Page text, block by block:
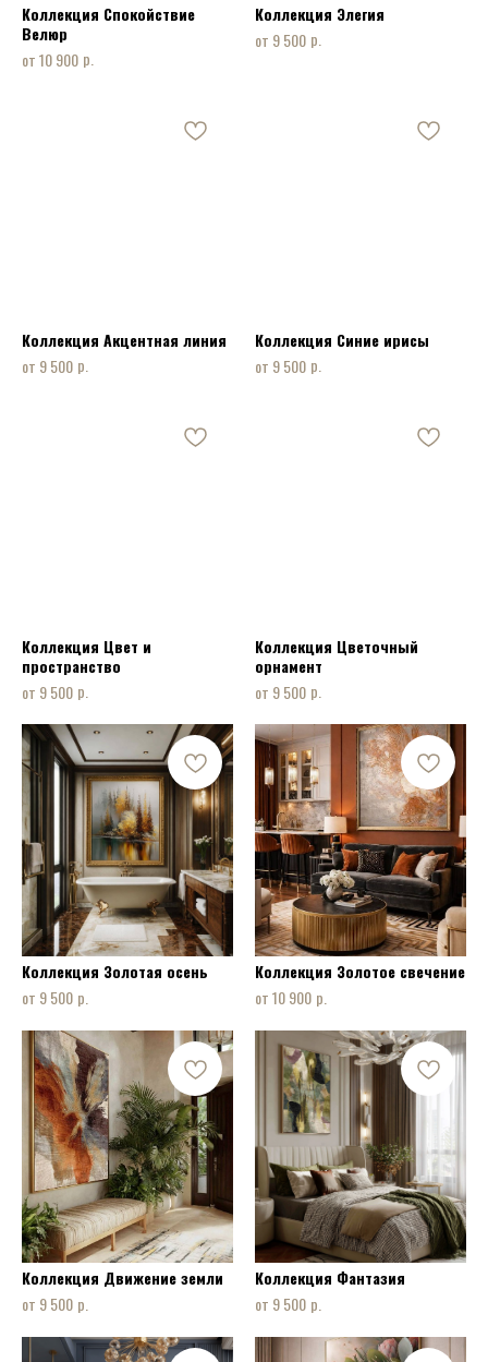
Коллекция Спокойствие
Велюр
10 900 р.
Коллекция Элегия
9 500 р.
Коллекция Акцентная линия
9 500 р.
Коллекция Синие ирисы
9 500 р.
Коллекция Цвет и
пространство
9 500 р.
Коллекция Цветочный
орнамент
9 500 р.
Коллекция Золотая осень
9 500 р.
Коллекция Золотое свечение
10 900 р.
Коллекция Движение земли
9 500 р.
Коллекция Фантазия
9 500 р.